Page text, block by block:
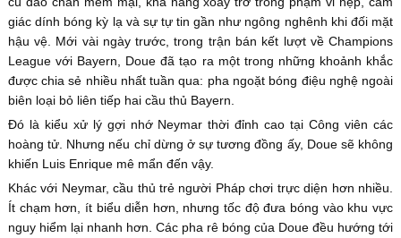
giác dính bóng kỳ lạ và sự tự tin gần như ngông nghênh khi đối mặt
hậu vệ. Mới vài ngày trước, trong trận bán kết lượt về Champions
League với Bayern, Doue đã tạo ra một trong những khoảnh khắc
được chia sẻ nhiều nhất tuần qua: pha ngoặt bóng điệu nghệ ngoài
biên loại bỏ liên tiếp hai cầu thủ Bayern.
Đó là kiểu xử lý gợi nhớ Neymar thời đỉnh cao tại Công viên các
hoàng tử. Nhưng nếu chỉ dừng ở sự tương đồng ấy, Doue sẽ không
khiến Luis Enrique mê mẩn đến vậy.
Khác với Neymar, cầu thủ trẻ người Pháp chơi trực diện hơn nhiều.
Ít chạm hơn, ít biểu diễn hơn, nhưng tốc độ đưa bóng vào khu vực
nguy hiểm lại nhanh hơn. Các pha rê bóng của Doue đều hướng tới